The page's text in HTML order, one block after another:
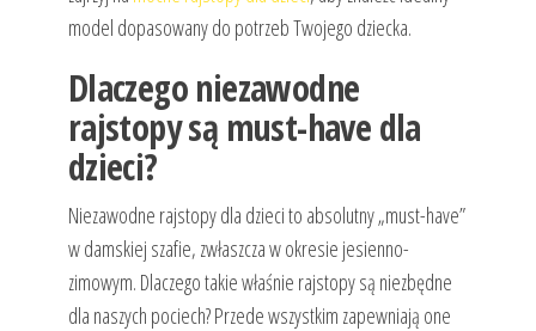
model dopasowany do potrzeb Twojego dziecka.
Dlaczego niezawodne
rajstopy są must-have dla
dzieci?
Niezawodne rajstopy dla dzieci to absolutny „must-have”
w damskiej szafie, zwłaszcza w okresie jesienno-
zimowym. Dlaczego takie właśnie rajstopy są niezbędne
dla naszych pociech? Przede wszystkim zapewniają one